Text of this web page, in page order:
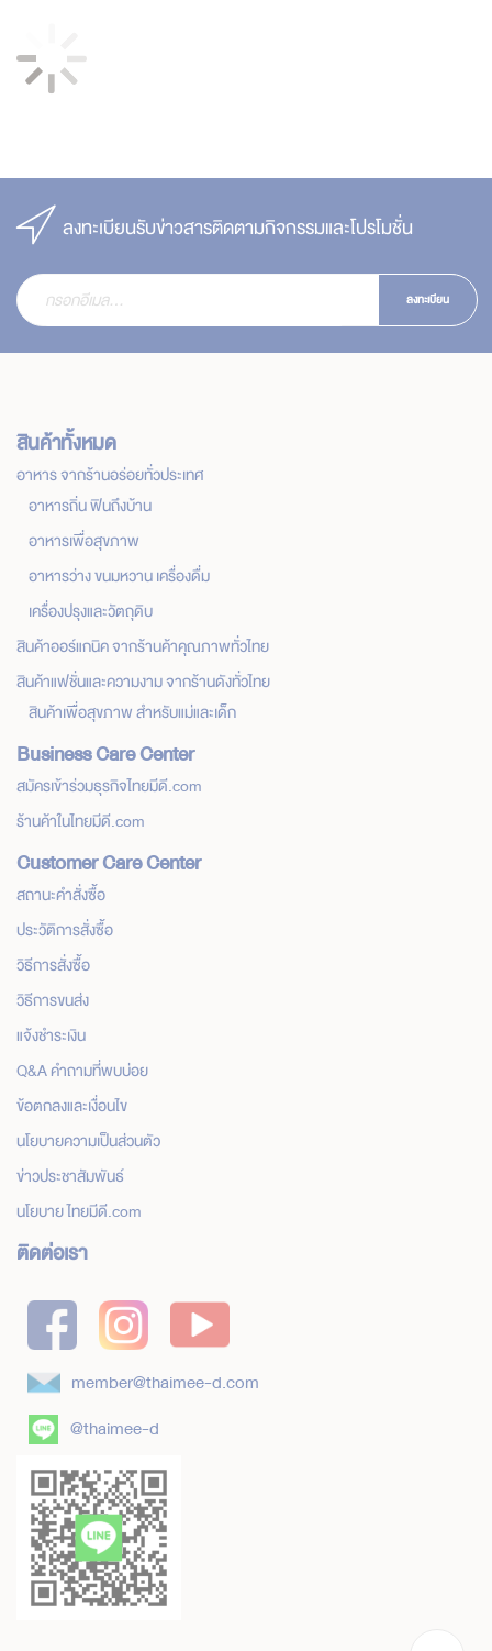
ลงทะเบียนรับข่าวสารติดตามกิจกรรมและโปรโมชั่น
ลงทะเบียน
สินค้าทั้งหมด
อาหาร จากร้านอร่อยทั่วประเทศ
อาหารถิ่น ฟินถึงบ้าน
อาหารเพื่อสุขภาพ
อาหารว่าง ขนมหวาน เครื่องดื่ม
เครื่องปรุงและวัตถุดิบ
สินค้าออร์แกนิค จากร้านค้าคุณภาพทั่วไทย
สินค้าแฟชั่นและความงาม จากร้านดังทั่วไทย
สินค้าเพื่อสุขภาพ สำหรับแม่และเด็ก
Business Care Center
สมัครเข้าร่วมธุรกิจไทยมีดี.com
ร้านค้าในไทยมีดี.com
Customer Care Center
สถานะคำสั่งซื้อ
ประวัติการสั่งซื้อ
วิธีการสั่งซื้อ
วิธีการขนส่ง
แจ้งชำระเงิน
Q&A คำถามที่พบบ่อย
ข้อตกลงและเงื่อนไข
นโยบายความเป็นส่วนตัว
ข่าวประชาสัมพันธ์
นโยบาย ไทยมีดี.com
ติดต่อเรา
member@thaimee-d.com
@thaimee-d